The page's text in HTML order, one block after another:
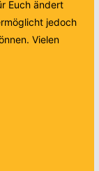
Euch ändert
jedoch
Vielen